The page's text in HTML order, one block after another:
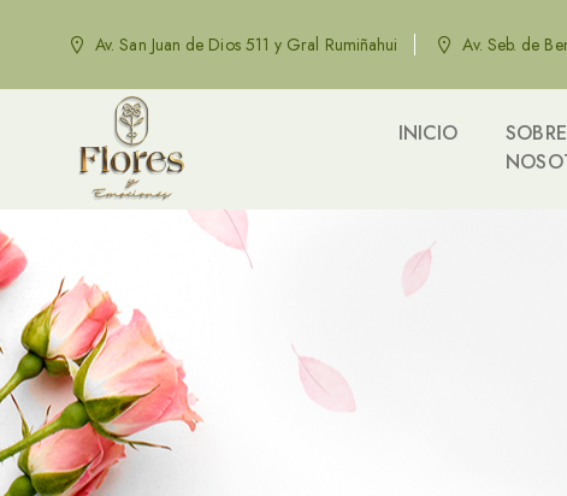
Av. San Juan de Dios 511 y Gral Rumiñahui Av. Seb. de
INICIO
SOBRE